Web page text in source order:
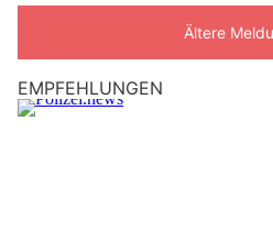
Ältere
EMPFEHLUNGEN